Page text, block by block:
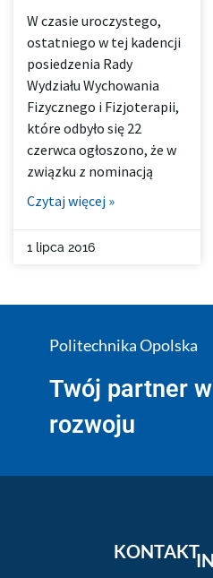
W czasie uroczystego,
ostatniego w tej kadencji
posiedzenia Rady
Wydziału Wychowania
Fizycznego i Fizjoterapii,
które odbyło się 22
czerwca ogłoszono, że w
związku z nominacją
Czytaj więcej »
1 lipca 2016
Politechnika Opolska
Twój partner
rozwoju
KONTAKT